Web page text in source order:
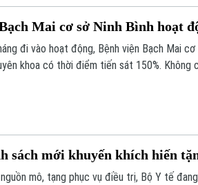
Mai cơ sở Ninh Bình hoạt
đi vào hoạt động, Bệnh viện Bạch Mai
khoa có thời điểm tiến sát 150%.
sách mới khuyến khích hiến
mô, tạng phục vụ điều trị, Bộ Y tế